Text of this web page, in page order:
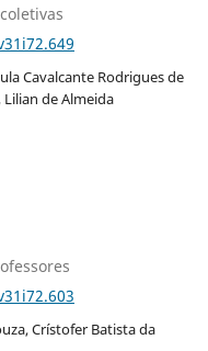
Cavalcante Rodrigues de
de Almeida
Crístofer Batista da